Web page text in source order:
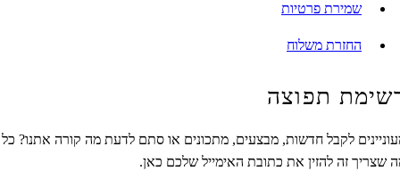
שמירת פרטיות
החזרת משלוח
תפוצה
לקבל חדשות, מבצעים, מתכונים או סתם לדעת מה קורה אתנו? כל
זה להזין את כתובת האימייל שלכם כאן.